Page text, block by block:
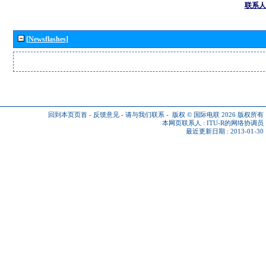
联系人
[Newsflashes]
回到本页页首 - 反馈意见 - 请与我们联系 - 版权 © 国际电联 2026 版权所有
本网页联系人 : ITU-R的网络协调员
最近更新日期 : 2013-01-30